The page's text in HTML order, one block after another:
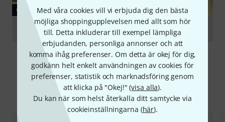
Med våra cookies vill vi erbjuda dig den bästa
möjliga shoppingupplevelsen med allt som hör
till. Detta inkluderar till exempel lämpliga
erbjudanden, personliga annonser och att
komma ihåg preferenser. Om detta är okej för dig,
godkänn helt enkelt användningen av cookies för
preferenser, statistik och marknadsföring genom
att klicka på "Okej!" (visa alla).
Du kan när som helst återkalla ditt samtycke via
cookieinställningarna (här).
GUIDE
Cymbals
Jämför alternativ